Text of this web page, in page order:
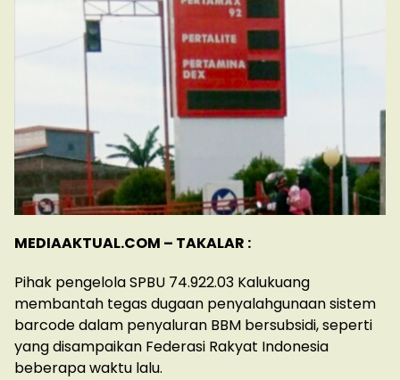
MEDIAAKTUAL.COM – TAKALAR :
Pihak pengelola SPBU 74.922.03 Kalukuang
membantah tegas dugaan penyalahgunaan sistem
barcode dalam penyaluran BBM bersubsidi, seperti
yang disampaikan Federasi Rakyat Indonesia
beberapa waktu lalu.